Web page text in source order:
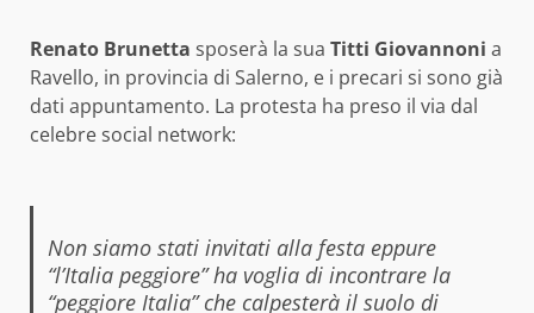
Renato Brunetta sposerà la sua Titti Giovannoni a
Ravello, in provincia di Salerno, e i precari si sono già
dati appuntamento. La protesta ha preso il via dal
celebre social network:
Non siamo stati invitati alla festa eppure
“l’Italia peggiore” ha voglia di incontrare la
“peggiore Italia” che calpesterà il suolo di